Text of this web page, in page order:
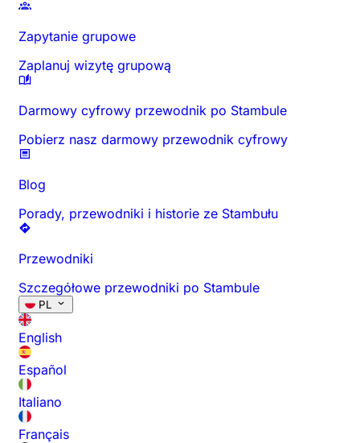
Zapytanie grupowe
Zaplanuj wizytę grupową
Darmowy cyfrowy przewodnik po Stambule
Pobierz nasz darmowy przewodnik cyfrowy
Blog
Porady, przewodniki i historie ze Stambułu
Przewodniki
Szczegółowe przewodniki po Stambule
PL
English
Español
Italiano
Français